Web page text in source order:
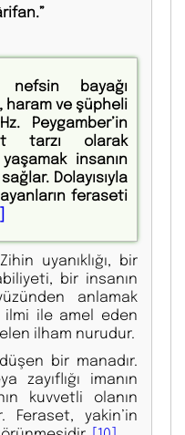
bayağı
haram ve şüpheli
Peygamber’in
tarzı olarak
insanın
Dolayısıyla
feraseti
uyanıklığı, bir
bir insanın
anlamak
ilmi ile amel eden
ilham nurudur.
bir manadır.
zayıflığı imanın
kuvvetli olanın
yakin’in